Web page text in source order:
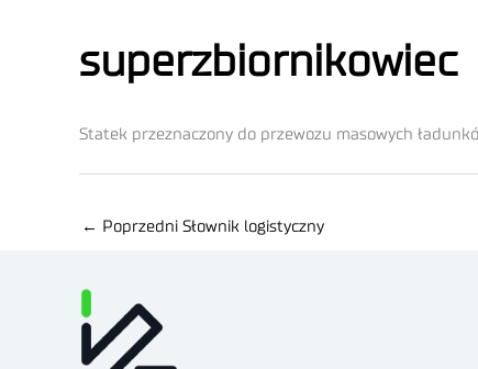
superzbiornikowiec
Statek przeznaczony do przewozu masowych
← Poprzedni Słownik logistyczny